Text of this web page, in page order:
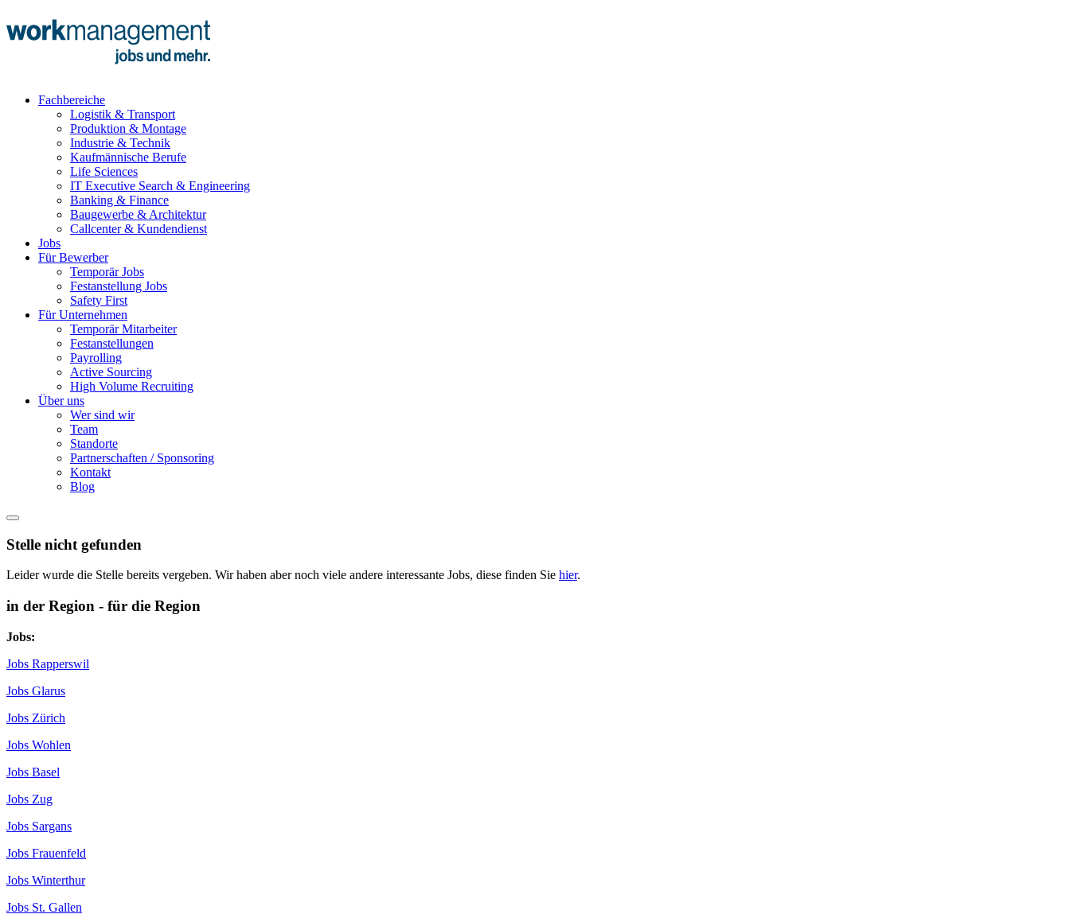
Fachbereiche
Logistik & Transport
Produktion & Montage
Industrie & Technik
Kaufmännische Berufe
Life Sciences
IT Executive Search & Engineering
Banking & Finance
Baugewerbe & Architektur
Callcenter & Kundendienst
Jobs
Für Bewerber
Temporär Jobs
Festanstellung Jobs
Safety First
Für Unternehmen
Temporär Mitarbeiter
Festanstellungen
Payrolling
Active Sourcing
High Volume Recruiting
Über uns
Wer sind wir
Team
Standorte
Partnerschaften / Sponsoring
Kontakt
Blog
Stelle nicht gefunden
Leider wurde die Stelle bereits vergeben. Wir haben aber noch viele andere interessante Jobs, diese finden Sie hier.
in der Region - für die Region
Jobs:
Jobs Rapperswil
Jobs Glarus
Jobs Zürich
Jobs Wohlen
Jobs Basel
Jobs Zug
Jobs Sargans
Jobs Frauenfeld
Jobs Winterthur
Jobs St. Gallen